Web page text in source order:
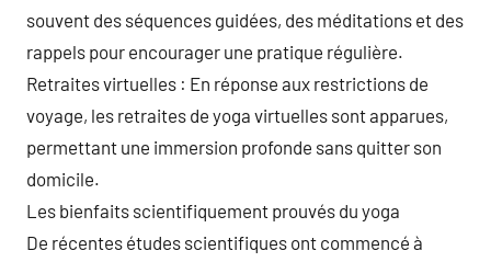
souvent des séquences guidées, des méditations et des
rappels pour encourager une pratique régulière.
Retraites virtuelles : En réponse aux restrictions de
voyage, les retraites de yoga virtuelles sont apparues,
permettant une immersion profonde sans quitter son
domicile.
Les bienfaits scientifiquement prouvés du yoga
De récentes études scientifiques ont commencé à